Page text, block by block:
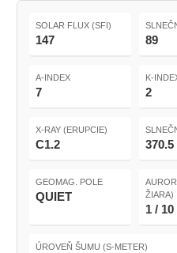
SOLAR FLUX (SFI)
147 89
A-INDEX
7
K-
2
X-RAY (ERUPCIE)
C1.2
GEOMAG. POLE
QUIET
ŽIARA)
1 / 10
ÚROVEŇ ŠUMU (S-METER)